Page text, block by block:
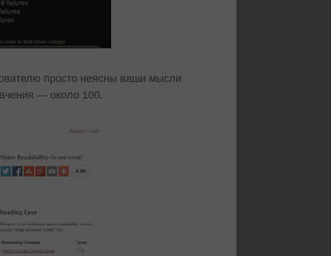
просто неясны ваши мысли
— около 100.